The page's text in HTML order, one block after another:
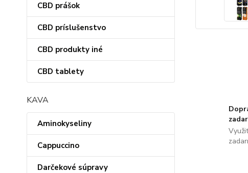
CBD prášok
CBD príslušenstvo
CBD produkty iné
CBD tablety
KAVA
Aminokyseliny
Cappuccino
Darčekové súpravy